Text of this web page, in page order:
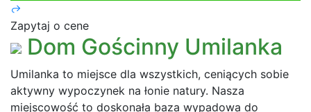
Zapytaj o cene
Dom Gościnny Umilanka
Umilanka to miejsce dla wszystkich, ceniących sobie
aktywny wypoczynek na łonie natury. Nasza
miejscowość to doskonała baza wypadowa do